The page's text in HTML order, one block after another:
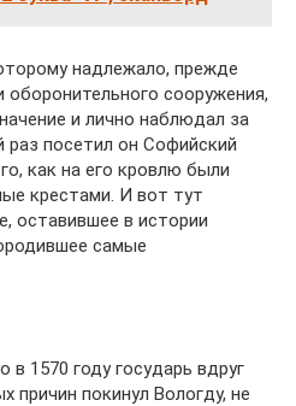
надлежало, прежде
оборонительного сооружения,
и лично наблюдал за
посетил он Софийский
как на его кровлю были
крестами. И вот тут
оставившее в истории
самые
1570 году государь вдруг
причин покинул Вологду, не